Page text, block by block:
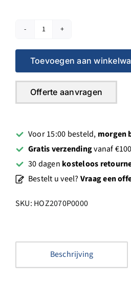
Slangstuk
12,5
-
mm
aantal
Toevoegen aan
Offerte aanvragen
Voor 15:00 besteld, morgen
Gratis verzendingvanaf
30 dagen kosteloos
Bestelt u veel? Vraag een
SKU: HOZ2070P0000
Beschrijving